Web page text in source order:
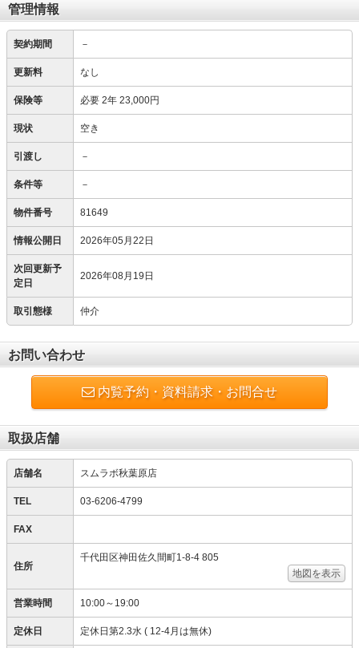
管理情報
契約期間 －
更新料 なし
保険等 必要 2年 23,000円
現状 空き
引渡し －
条件等 －
物件番号 81649
情報公開日 2026年05月22日
次回更新予
定日
2026年08月19日
取引態様 仲介
お問い合わせ
内覧予約・資料請求・お問合せ
取扱店舗
店舗名 スムラボ秋葉原店
TEL 03-6206-4799
FAX
住所
千代田区神田佐久間町1-8-4 805
地図を表示
営業時間 10:00～19:00
定休日 定休日第2.3水 ( 12-4月は無休)